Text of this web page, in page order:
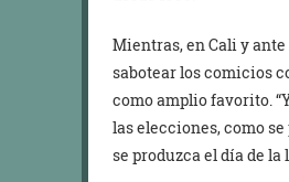
Mientras, en Cali y
sabotear los comicios
como amplio favorito.
las elecciones, como
se produzca el día de